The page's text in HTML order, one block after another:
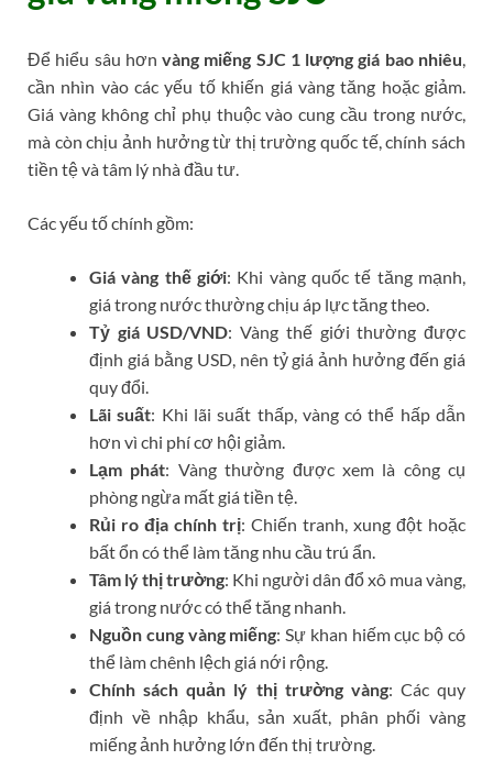
Để hiểu sâu hơnvàng miếng SJC 1 lượng giá bao nhiêu
cần nhìn vào các yếu tố khiến giá vàng tăng hoặc giảm.
Giá vàng không chỉ phụ thuộc vào cung cầu trong nước,
mà còn chịu ảnh hưởng từ thị trường quốc tế, chính sách
tiền tệ và tâm lý nhà đầu tư.
Các yếu tố chính gồm:
Giá vàng thế giới: Khi vàng quốc tế tăng mạnh,
giá trong nước thường chịu áp lực tăng theo.
Tỷ giá USD/VND: Vàng thế giới thường được
định giá bằng USD, nên tỷ giá ảnh hưởng đến giá
quy đổi.
Lãi suất: Khi lãi suất thấp, vàng có thể hấp dẫn
hơn vì chi phí cơ hội giảm.
Lạm phát: Vàng thường được xem là công cụ
phòng ngừa mất giá tiền tệ.
Rủi ro địa chính trị: Chiến tranh, xung đột hoặc
bất ổn có thể làm tăng nhu cầu trú ẩn.
Tâm lý thị trường: Khi người dân đổ xô mua vàng,
giá trong nước có thể tăng nhanh.
Nguồn cung vàng miếng: Sự khan hiếm cục bộ có
thể làm chênh lệch giá nới rộng.
Chính sách quản lý thị trường vàng: Các quy
định về nhập khẩu, sản xuất, phân phối vàng
miếng ảnh hưởng lớn đến thị trường.